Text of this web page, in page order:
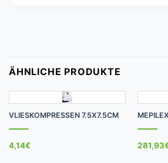
ÄHNLICHE PRODUKTE
VLIESKOMPRESSEN 7.5X7.5CM
4,14€ 281,93